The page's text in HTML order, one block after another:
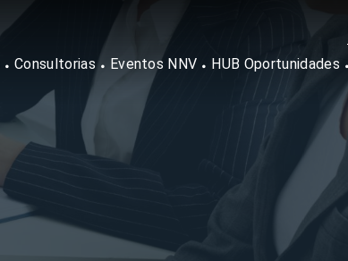
Consultorias Eventos NNV HUB Oportunidades